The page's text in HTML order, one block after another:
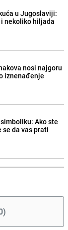
u Jugoslaviji:
nekoliko hiljada
nosi najgoru
iznenađenje
Ako ste
da vas prati
)